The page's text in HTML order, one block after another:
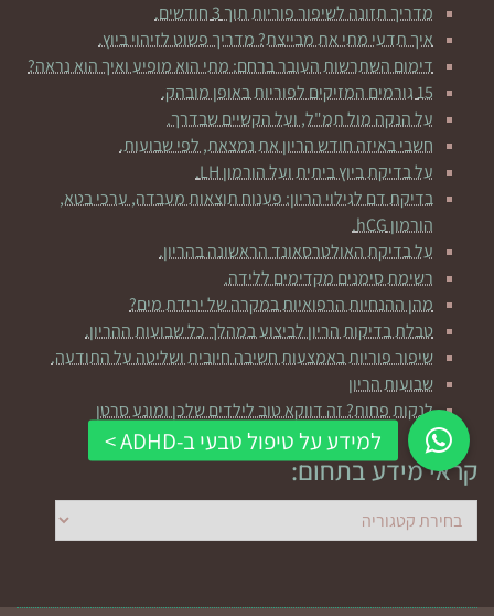
מדריך תזונה לשיפור פוריות תוך 3 חודשים.
איך תדעי מתי את מבייצת? מדריך פשוט לזיהוי ביוץ.
דימום השתרשות העובר ברחם: מתי הוא מופיע ואיך הוא נראה?
15 גורמים המזיקים לפוריות באופן מובהק.
על הנקה מול תמ"ל, ועל הקשיים שבדרך.
חשבי באיזה חודש הריון את נמצאת, לפי שבועות.
על בדיקת ביוץ ביתית ועל הורמון LH.
בדיקת דם לגילוי הריון: פענוח תוצאות מעבדה, ערכי בטא,
הורמון hCG.
על בדיקת האולטרסאונד הראשונה בהריון.
רשימת סימנים מקדימים ללידה.
מהן ההנחיות הרפואיות במקרה של ירידת מים?
טבלת בדיקות הריון לביצוע במהלך כל שבועות ההריון.
שיפור פוריות באמצעות חשיבה חיובית ושליטה על התודעה.
שבועות הריון
לנקות פחות? זה דווקא טוב לילדים שלכן ומונע סרטן
קראי מידע בתחום:
קראי
מידע